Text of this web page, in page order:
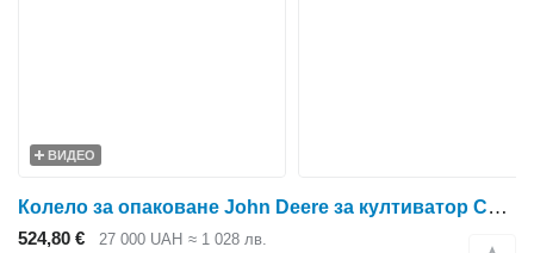
ВИДЕО
Колело за опаковане John Deere за култиватор Case IH John Deere "A.R.N"
524,80 € 27 000 UAH ≈ 1 028 лв.